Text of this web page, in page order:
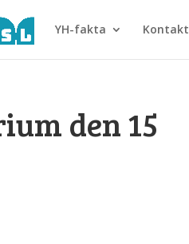
YH-fakta Kontakt
den 15